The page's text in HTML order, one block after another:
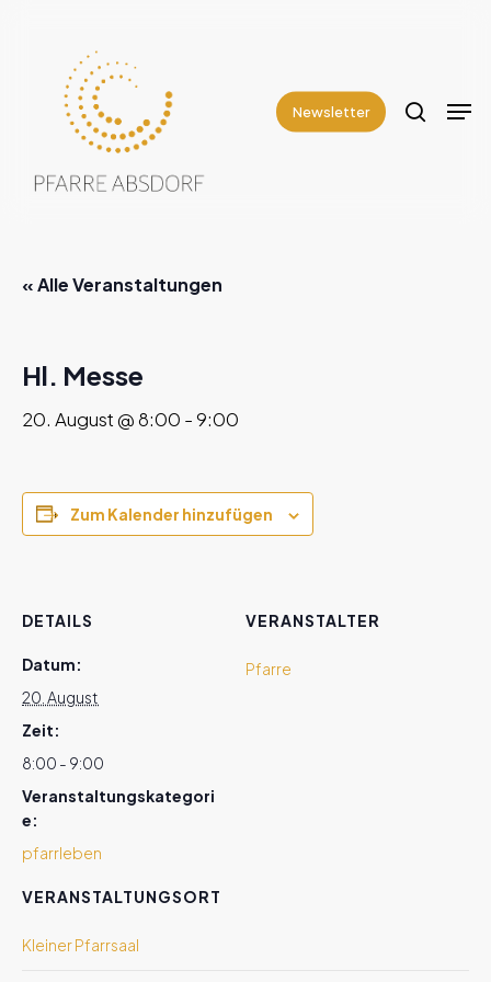
content
Newsletter
« Alle Veranstaltungen
Hl. Messe
20. August @ 8:00 -9:00
Zum Kalender hinzufügen
DETAILS
Datum:
20. August
Zeit:
8:00 - 9:00
Veranstaltungskategori
e:
pfarrleben
VERANSTALTUNGSORT
Kleiner Pfarrsaal
VERANSTALTER
Pfarre
Menu